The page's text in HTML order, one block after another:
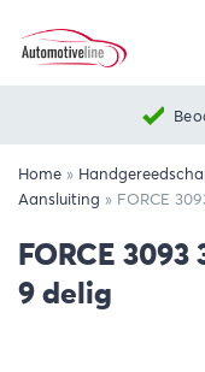
Home »
Aansluiting » FORCE
FORCE
9 delig